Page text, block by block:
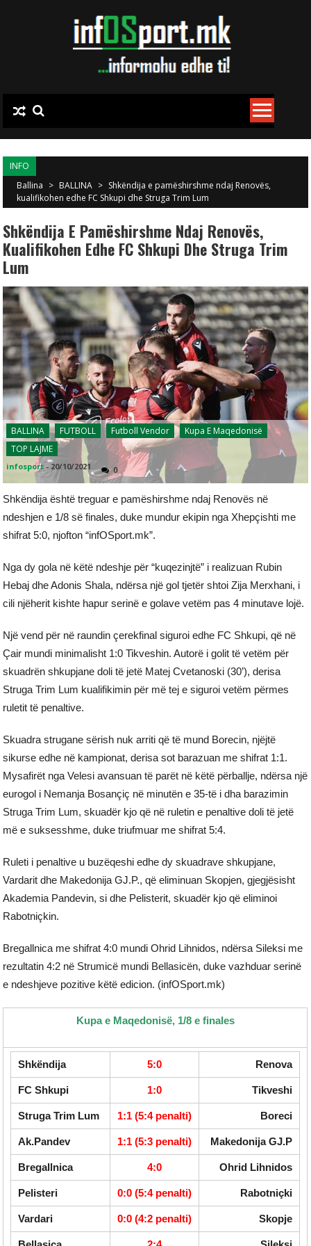
INFO
Ballina > BALLINA > Shkëndija e pamëshirshme ndaj Renovës,
kualifikohen edhe FC Shkupi dhe Struga Trim Lum
Shkëndija E Pamëshirshme Ndaj Renovës,
Kualifikohen Edhe FC Shkupi Dhe Struga Trim
Lum
BALLINA FUTBOLL Futboll Vendor
Kupa E Maqedonisë
TOP LAJME
infosport -20/10/2021 0
Shkëndija është treguar e pamëshirshme ndaj Renovës në
ndeshjen e 1/8 së finales, duke mundur ekipin nga Xhepçishti me
shifrat 5:0, njofton “infOSport.mk”.
Nga dy gola në këtë ndeshje për “kuqezinjtë” i realizuan Rubin
Hebaj dhe Adonis Shala, ndërsa një gol tjetër shtoi Zija Merxhani, i
cili njëherit kishte hapur serinë e golave vetëm pas 4 minutave lojë.
Një vend për në raundin çerekfinal siguroi edhe FC Shkupi, që në
Çair mundi minimalisht 1:0 Tikveshin. Autorë i golit të vetëm për
skuadrën shkupjane doli të jetë Matej Cvetanoski (30’), derisa
Struga Trim Lum kualifikimin për më tej e siguroi vetëm përmes
ruletit të penaltive.
Skuadra strugane sërish nuk arriti që të mund Borecin, njëjtë
sikurse edhe në kampionat, derisa sot barazuan me shifrat 1:1.
Mysafirët nga Velesi avansuan të parët në këtë përballje, ndërsa një
eurogol i Nemanja Bosançiç në minutën e 35-të i dha barazimin
Struga Trim Lum, skuadër kjo që në ruletin e penaltive doli të jetë
më e suksesshme, duke triufmuar me shifrat 5:4.
Ruleti i penaltive u buzëqeshi edhe dy skuadrave shkupjane,
Vardarit dhe Makedonija GJ.P., që eliminuan Skopjen, gjegjësisht
Akademia Pandevin, si dhe Pelisterit, skuadër kjo që eliminoi
Rabotniçkin.
Bregallnica me shifrat 4:0 mundi Ohrid Lihnidos, ndërsa Sileksi me
rezultatin 4:2 në Strumicë mundi Bellasicën, duke vazhduar serinë
e ndeshjeve pozitive këtë edicion. (infOSport.mk)
Kupa e Maqedonisë, 1/8 e finales
Shkëndija 5:0 Renova
FC Shkupi 1:0 Tikveshi
Struga Trim Lum 1:1 (5:4 penalti) Boreci
Ak.Pandev 1:1 (5:3 penalti) Makedonija GJ.P
Bregallnica 4:0 Ohrid Lihnidos
Pelisteri 0:0 (5:4 penalti) Rabotniçki
Vardari 0:0 (4:2 penalti) Skopje